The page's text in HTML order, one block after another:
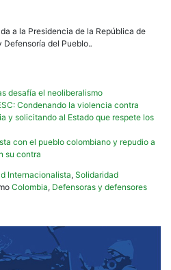
a la Presidencia de la República de
del Pueblo..
desafía el neoliberalismo
Condenando la violencia contra
y solicitando al Estado que respete los
con el pueblo colombiano y repudio a
su contra
Internacionalista, Solidaridad
Colombia, Defensoras y defensores